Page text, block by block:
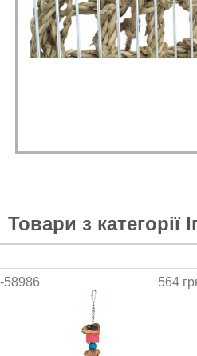
Товари з категорії
58986 564